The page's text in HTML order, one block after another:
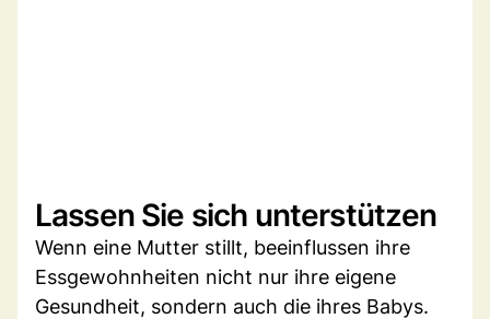
Lassen Sie sich unterstützen
Wenn eine Mutter stillt, beeinflussen ihre
Essgewohnheiten nicht nur ihre eigene
Gesundheit, sondern auch die ihres Babys.